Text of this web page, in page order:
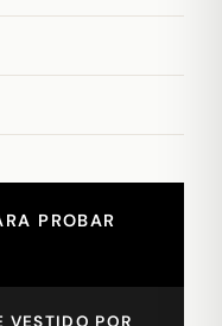
PROBAR
VESTIDO POR